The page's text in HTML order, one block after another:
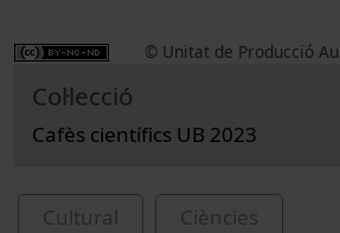
© Unitat de Producció
Col·lecció
Cafès científics UB 2023
Cultural
Ciències